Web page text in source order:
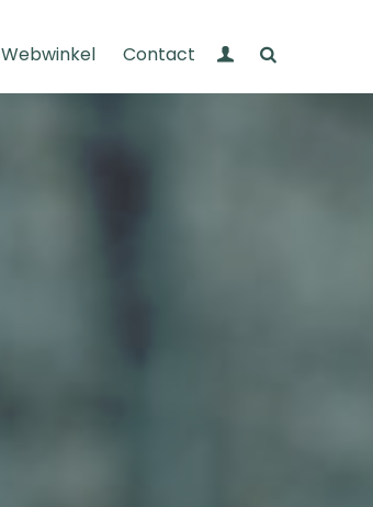
Webwinkel Contact Mijn Wandelnet